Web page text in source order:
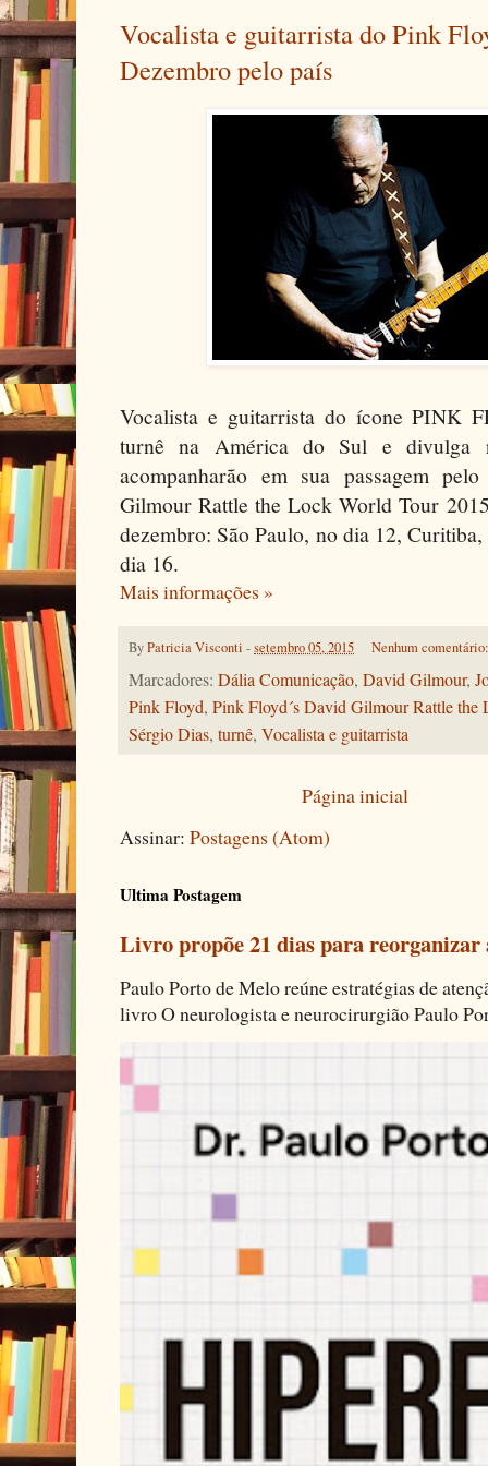
Vocalista e guitarrista do Pink
Dezembro pelo país
Vocalista e guitarrista do ícone PINK
turnê na América do Sul e divulga
acompanharão em sua passagem
Gilmour Rattle the Lock World Tour
dezembro: São Paulo, no dia 12,
dia 16.
Mais informações »
ByPatricia Visconti -setembro 05, 2015 Nenhum
Marcadores: Dália Comunicação, David Gilmour,
Pink Floyd, Pink Floyd´s David Gilmour Rattle
Sérgio Dias, turnê, Vocalista e guitarrista
Página inicial
Assinar: Postagens (Atom)
Ultima Postagem
Livro propõe 21 dias para
Paulo Porto de Melo reúne estratégias de
livro O neurologista e neurocirurgião Paulo